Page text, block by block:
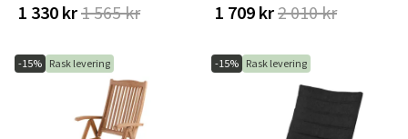
1 330 kr1 565 kr 1 709 kr2 010 kr
-15% Rask levering -15% Rask levering